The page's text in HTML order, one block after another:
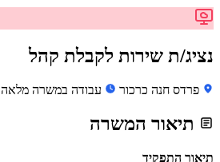
נציג/ת שירות לקבלת קהל
פרדס חנה כרכור עבודה במשרה מלאה
תיאור המשרה
תיאור התפקיד